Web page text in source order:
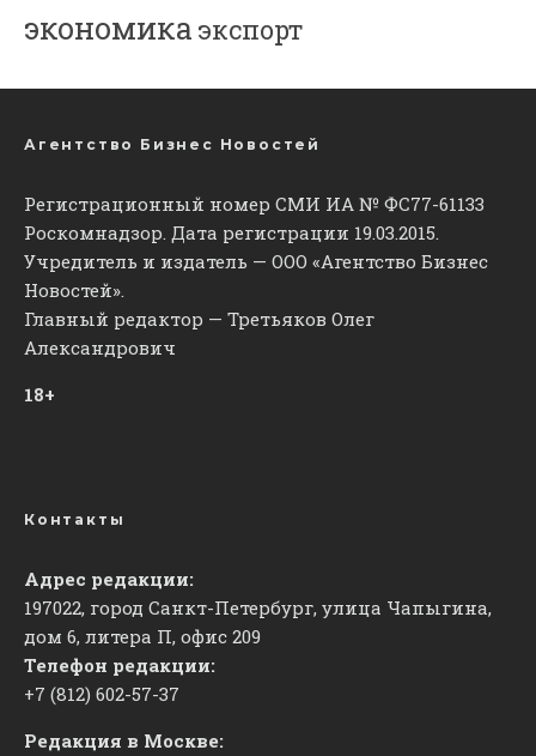
экономика экспорт
Агентство Бизнес Новостей
Регистрационный номер СМИ ИА № ФС77-61133
Роскомнадзор. Дата регистрации 19.03.2015.
Учредитель и издатель — ООО «Агентство Бизнес
Новостей».
Главный редактор — Третьяков Олег
Александрович
18+
Контакты
Адрес редакции:
197022, город Санкт-Петербург, улица Чапыгина,
дом 6, литера П, офис 209
Телефон редакции:
+7 (812) 602-57-37
Редакция в Москве: